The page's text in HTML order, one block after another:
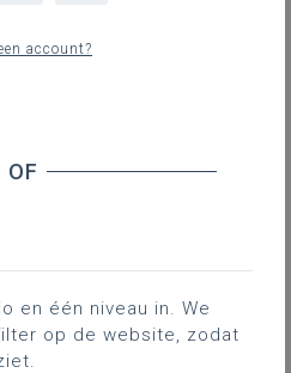
schoolreglement
account?
en één niveau in. We
op de website, zodat